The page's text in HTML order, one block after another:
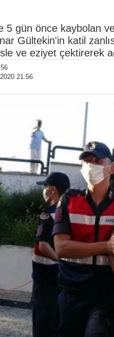
5 gün önce kaybolan
Gültekin'in katil
ve eziyet çektirerek
21:56